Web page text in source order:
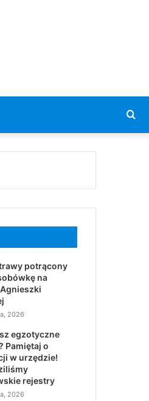
potrącony
na
2026
egzotyczne
Pamiętaj o
w urzędzie!
rejestry
2026